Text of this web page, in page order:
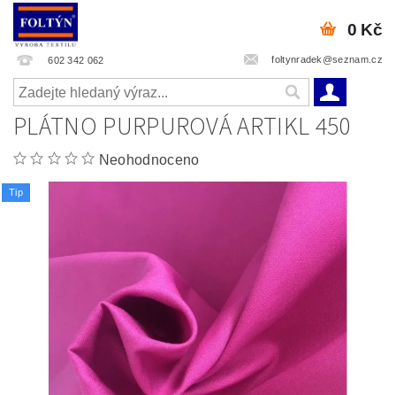
602 342 062 foltynradek@seznam.cz
0 Kč
PLÁTNO PURPUROVÁ ARTIKL 450
Neohodnoceno
Tip